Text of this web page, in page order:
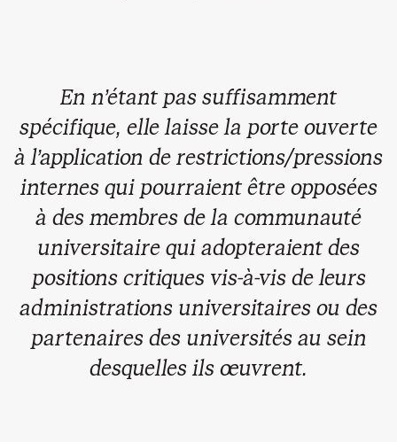
En n’étant pas suffisamment
spécifique, elle laisse la porte ouverte
à l’application de restrictions/pressions
internes qui pourraient être opposées
à des membres de la communauté
universitaire qui adopteraient des
positions critiques vis-à-vis de leurs
administrations universitaires ou des
partenaires des universités au sein
desquelles ils œuvrent.